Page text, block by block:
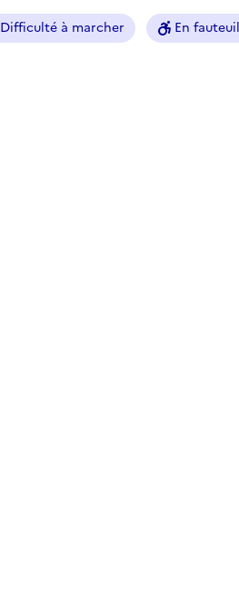
Difficulté à marcher En